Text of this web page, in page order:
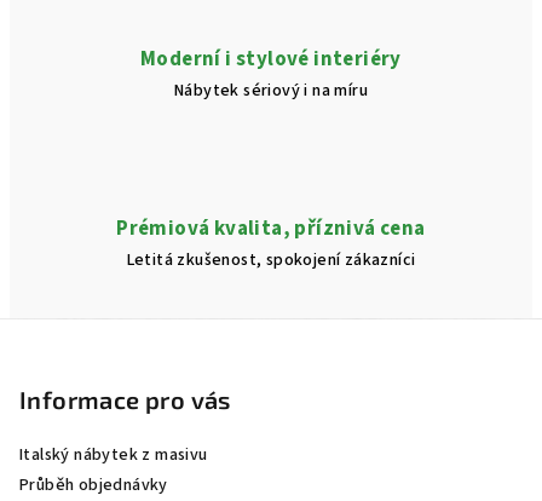
Moderní i stylové interiéry
Nábytek sériový i na míru
Prémiová kvalita, příznivá cena
Letitá zkušenost, spokojení zákazníci
Informace pro vás
Italský nábytek z masivu
Průběh objednávky